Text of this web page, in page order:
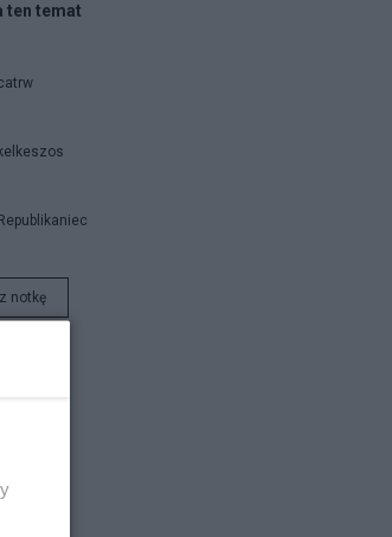
ten temat
kelkeszos
Republikaniec
notkę